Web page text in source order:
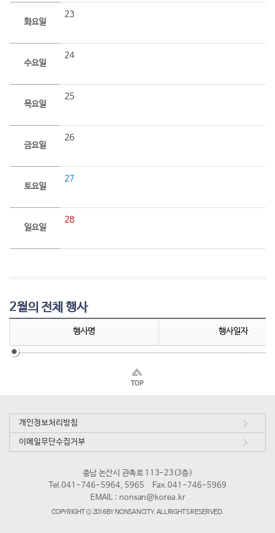
화요일
23
수요일
24
목요일
25
금요일
26
토요일
27
일요일
28
2월의 전체 행사
행사명 행사일자
개인정보처리방침
이메일무단수집거부
충남 논산시 관촉로 113-23(3층)
Tel.041-746-5964, 5965
Fax.041-746-5969
EMAIL : nonsan@korea.kr
COPYRIGHT © 2016 BY NONSAN CITY. ALL RIGHTS RESERVED.